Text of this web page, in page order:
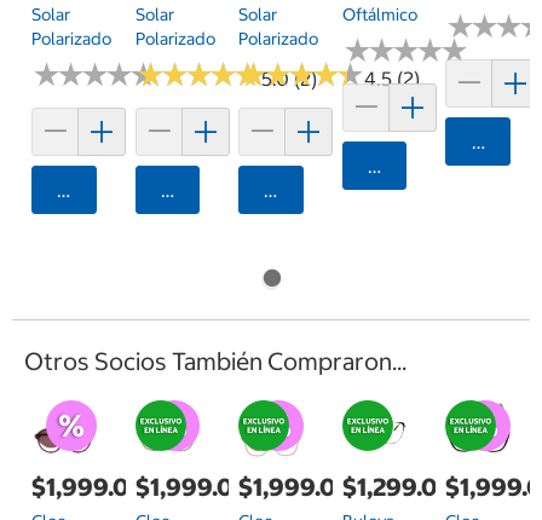
Solar
Polarizado
★★★★★
★★★★★
Agregar
Solar
Polarizado
★★★★★
★★★★★5.0 (2)
Agregar
Solar
Polarizado
★★★★★
★★★★★4.5 (2)
Agregar
Oftálmico
★★★★★
★★★★★
Agregar
★★★
★★★
Otros Socios También Compraron...
$1,999.00$1,999.00$1,999.00$1,299.00